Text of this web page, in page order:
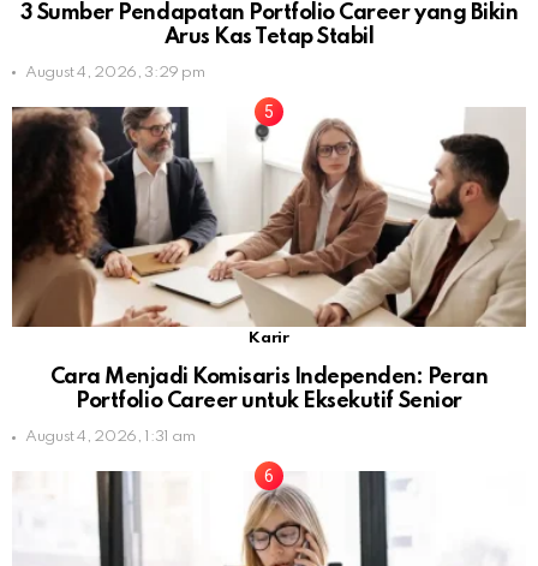
3 Sumber Pendapatan Portfolio Career yang Bikin
Arus Kas Tetap Stabil
August 4, 2026, 3:29 pm
Karir
Cara Menjadi Komisaris Independen: Peran
Portfolio Career untuk Eksekutif Senior
August 4, 2026, 1:31 am